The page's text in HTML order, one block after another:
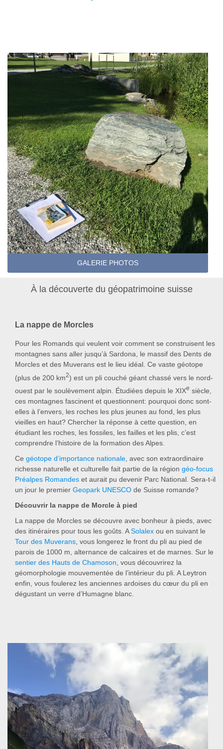
GALERIE PHOTOS
À la découverte du géopatrimoine suisse
La nappe de Morcles
Pour les Romands qui veulent voir comment se construisent les
montagnes sans aller jusqu’à Sardona, le massif des Dents de
Morcles et des Muverans est le lieu idéal. Ce vaste géotope
(plus de 200 km2) est un pli couché géant chassé vers le nord-
ouest par le soulèvement alpin. Étudiées depuis le XIXe siècle,
ces montagnes fascinent et questionnent: pourquoi donc sont-
elles à l’envers, les roches les plus jeunes au fond, les plus
vieilles en haut? Chercher la réponse à cette question, en
étudiant les roches, les fossiles, les failles et les plis, c’est
comprendre l’histoire de la formation des Alpes.
Ce géotope d’importance nationale , avec son extraordinaire
richesse naturelle et culturelle fait partie de la région géo-focus
Préalpes Romandes et aurait pu devenir Parc National. Sera-t-il
un jour le premier Geopark UNESCO de Suisse romande?
Découvrir la nappe de Morcle à pied
La nappe de Morcles se découvre avec bonheur à pieds, avec
des itinéraires pour tous les goûts. ASolalex ou en suivant le
Tour des Muverans , vous longerez le front du pli au pied de
parois de 1000 m, alternance de calcaires et de marnes. Sur le
sentier des Hauts de Chamoson , vous découvrirez la
géomorphologie mouvementée de l’intérieur du pli. A Leytron
enfin, vous foulerez les anciennes ardoises du cœur du pli en
dégustant un verre d’Humagne blanc.